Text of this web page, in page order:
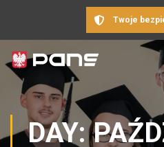
Twoje
DAY: